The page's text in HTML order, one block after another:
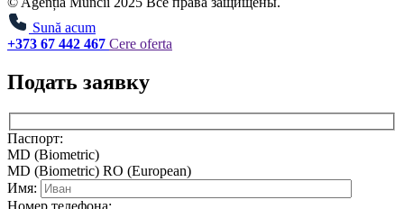
Sună acum
+373 67 442 467 Cere oferta
Подать заявку
Паспорт:
MD (Biometric)
MD (Biometric) RO (European)
Имя:
Номер телефона: